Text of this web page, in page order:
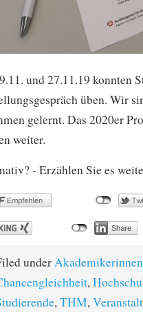
und 27.11.19 konnten
üben. Wir
gelernt. Das 2020er
weiter.
- Erzählen Sie es
underAkademikerinnen
,
,THM,